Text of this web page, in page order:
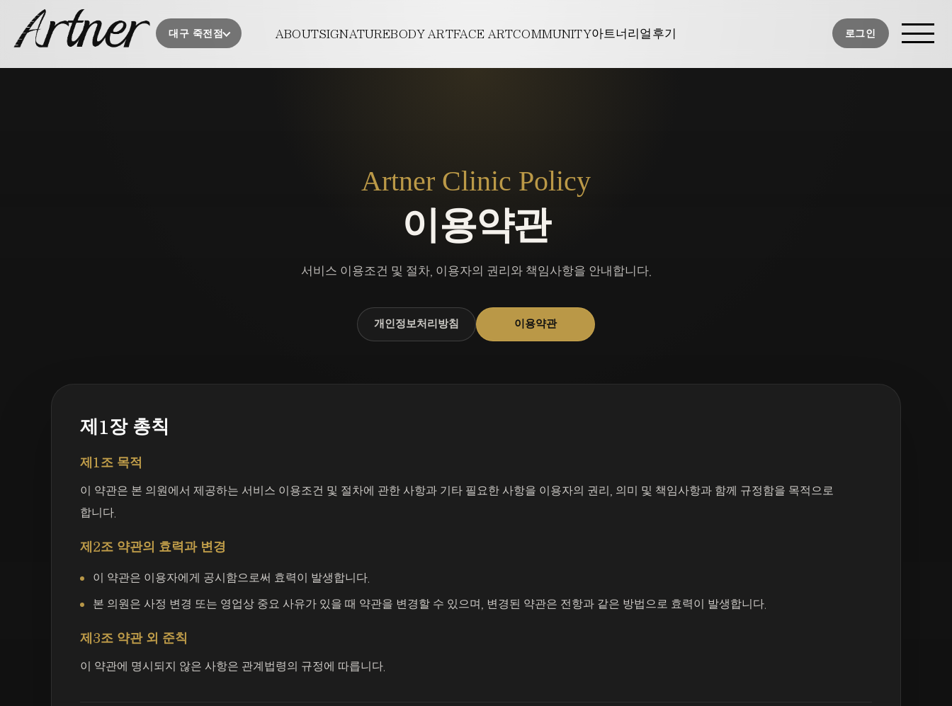
대구 죽전점 ABOUT
의료진소개
시술 후 주의사항
SIGNATURE
아트튠
BODY ART
아트너주사FACE ART
사
스킨부스터
COMMUNITY
CONTACT
아트너리얼후기
전후사진
로그인
Artner Clinic Policy
이용약관
서비스 이용조건 및 절차, 이용자의 권리와 책임사항을 안내합니다.
개인정보처리방침 이용약관
제1장 총칙
제1조 목적
이 약관은 본 의원에서 제공하는 서비스 이용조건 및 절차에 관한 사항과 기타 필요한 사항을 이용자의 권리, 의미 및 책임사항과 함께 규정함을 목적으로
합니다.
제2조 약관의 효력과 변경
이 약관은 이용자에게 공시함으로써 효력이 발생합니다.
본 의원은 사정 변경 또는 영업상 중요 사유가 있을 때 약관을 변경할 수 있으며, 변경된 약관은 전항과 같은 방법으로 효력이 발생합니다.
제3조 약관 외 준칙
이 약관에 명시되지 않은 사항은 관계법령의 규정에 따릅니다.